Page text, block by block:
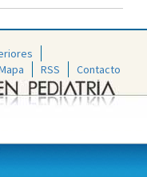
RSS Contacto